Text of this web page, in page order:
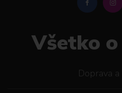
Všetko
Doprava